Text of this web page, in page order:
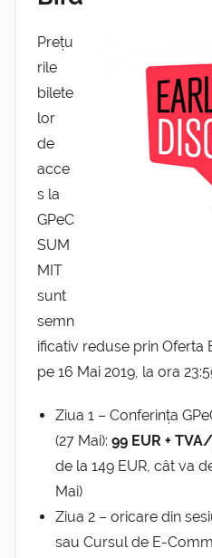
Prețu
rile
bilete
lor
de
acce
s la
GPeC
SUM
MIT
sunt
semn
ificativ reduse prin Oferta
pe 16 Mai 2019, la ora
Ziua 1 – Conferința
(27 Mai): 99 EUR +
de la 149 EUR, cât va
Mai)
Ziua 2 – oricare din
sau Cursul de E-